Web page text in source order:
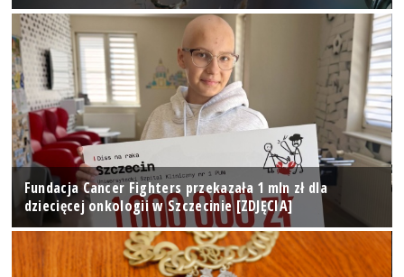
Fundacja Cancer Fighters przekazała 1 mln zł dla
dziecięcej onkologii w Szczecinie [ZDJĘCIA]